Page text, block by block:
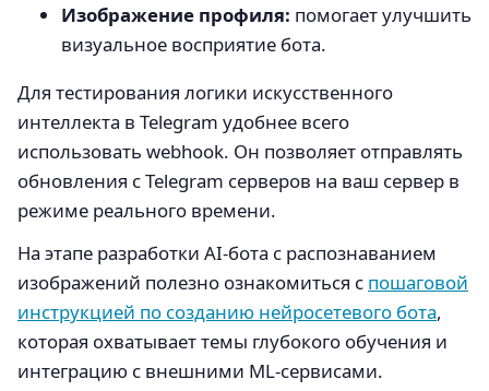
Изображение профиля: помогает улучшить
визуальное восприятие бота.
Для тестирования логики искусственного
интеллекта в Telegram удобнее всего
использовать webhook. Он позволяет отправлять
обновления с Telegram серверов на ваш сервер в
режиме реального времени.
На этапе разработки AI-бота с распознаванием
изображений полезно ознакомиться с пошаговой
инструкцией по созданию нейросетевого бота,
которая охватывает темы глубокого обучения и
интеграцию с внешними ML-сервисами.